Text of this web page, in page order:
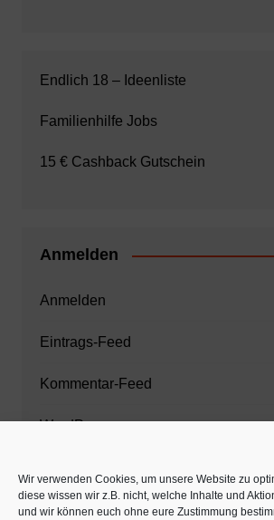
Wir verwenden Cookies, um unsere Website zu
diese wissen wir z.B. nicht, welche Inhalte und
und wir können euch ohne eure Zustimmung
Endlich 18 – Ideenliste
Familienhilfe Jobs
15 € Cashback Gutschein
Anmelden
Anmelden
Eintrags-Feed
Kommentar-Feed
WordPress.org
Zahnarzt München